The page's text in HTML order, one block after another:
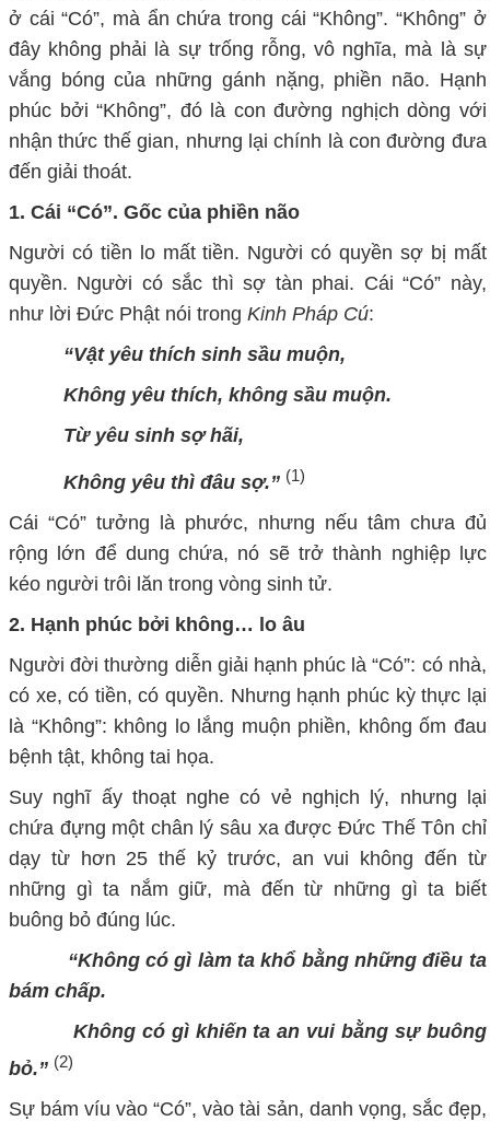
ở cái “Có”, mà ẩn chứa trong cái “Không”. “Không” ở
đây không phải là sự trống rỗng, vô nghĩa, mà là sự
vắng bóng của những gánh nặng, phiền não. Hạnh
phúc bởi “Không”, đó là con đường nghịch dòng với
nhận thức thế gian, nhưng lại chính là con đường đưa
đến giải thoát.
1. Cái “Có”. Gốc của phiền não
Người có tiền lo mất tiền. Người có quyền sợ bị mất
quyền. Người có sắc thì sợ tàn phai. Cái “Có” này,
như lời Đức Phật nói trong Kinh Pháp Cú:
“Vật yêu thích sinh sầu muộn,
Không yêu thích, không sầu muộn.
Từ yêu sinh sợ hãi,
Không yêu thì đâu sợ.” (1)
Cái “Có” tưởng là phước, nhưng nếu tâm chưa đủ
rộng lớn đểdung chứa, nó sẽ trở thành nghiệp lực
kéo người trôi lăn trong vòng sinh tử.
2. Hạnh phúc bởi không… lo âu
Người đời thường diễn giải hạnh phúc là “Có”: có nhà,
có xe, có tiền, có quyền. Nhưng hạnh phúc kỳ thực lại
là “Không”: không lo lắng muộn phiền, không ốm đau
bệnh tật, không tai họa.
Suy nghĩ ấy thoạt nghe có vẻ nghịch lý, nhưng lại
chứa đựng một chân lý sâu xa được Đức ThếTôn chỉ
dạy từ hơn 25 thế kỷ trước, an vui không đến từ
những gì ta nắm giữ, mà đến từ những gì ta biết
buông bỏ đúng lúc.
“Không có gì làm ta khổ bằng những điều ta
bám chấp.
Không có gì khiến ta an vui bằng sự buông
bỏ.” (2)
Sự bám víu vào “Có”, vào tài sản, danh vọng, sắc đẹp,